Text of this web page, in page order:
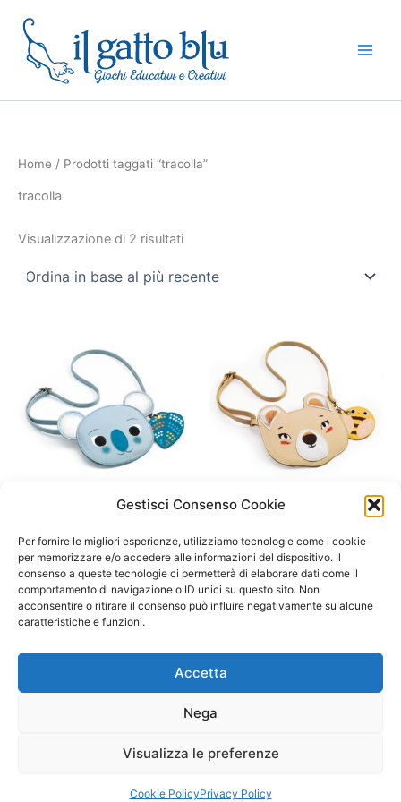
Gestisci Consenso Cookie
Per fornire le migliori esperienze, utilizziamo tecnologie come i cookie
per memorizzare e/o accedere alle informazioni del dispositivo. Il
consenso a queste tecnologie ci permetterà di elaborare dati come il
comportamento di navigazione o ID unici su questo sito. Non
acconsentire o ritirare il consenso può influire negativamente su alcune
caratteristiche e funzioni.
Accetta
Nega
Visualizza le preferenze
Cookie PolicyPrivacy Policy
contenuto
Home / Prodotti taggati “tracolla”
tracolla
Visualizzazione di 2 risultati
base
al
più
recente
Borsa tracolla Koala- Djeco
14,50€
Aggiungi al carrello
A/ da 1 a 3 anni
Borsa tracollina animali –
Orso
14,50€
Copyright © 2026 Il Gatto Blu Giochi educativi Montessori e